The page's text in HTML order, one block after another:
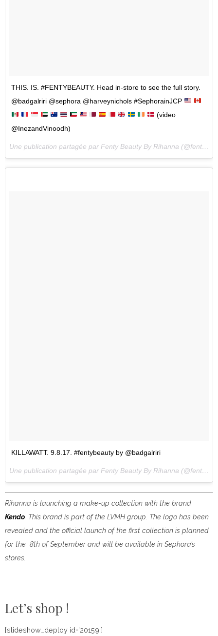
THIS. IS. #FENTYBEAUTY. Head in-store to see the full story.
@badgalriri @sephora @harveynichols #SephorainJCP
(video
@InezandVinoodh)
Une publication partagée par Fenty Beauty By Rihanna (@fentybeauty) le
KILLAWATT. 9.8.17. #fentybeauty by @badgalriri
Une publication partagée par Fenty Beauty By Rihanna (@fentybeauty) le
Rihanna is launching a make-up collection with the brand
Kendo. This brand is part of the LVMH group. The logo has been
revealed and the official launch of the first collection is planned
for the 8th of September and will be available in Sephora’s
stores.
Let’s shop !
[slideshow_deploy id=’20159′]